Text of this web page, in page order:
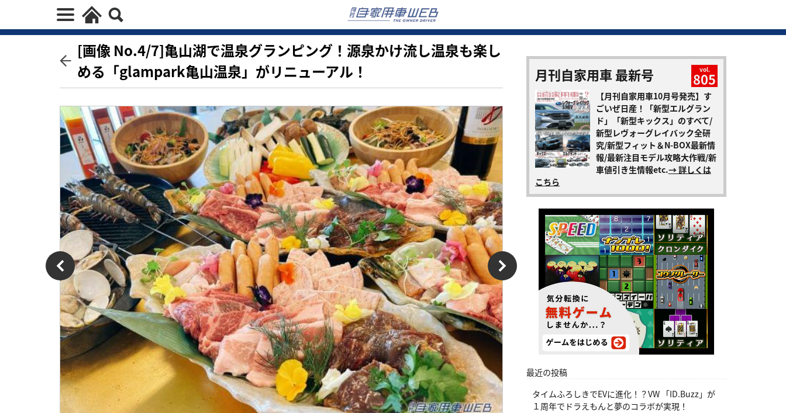
[画像 No.4/7]亀山湖で温泉グランピング！源泉かけ流し温泉も楽し
める「glampark亀山温泉」がリニューアル！
月刊自家用車 最新号 vol.
805
【月刊自家用車10月号発売】す
ごいぜ日産！「新型エルグラン
ド」「新型キックス」のすべて/
新型レヴォーグレイバック全研
究/新型フィット＆N-BOX最新情
報/最新注目モデル攻略大作戦/新
車値引き生情報etc.→ 詳しくは
こちら
最近の投稿
タイムふろしきでEVに進化！？VW 「ID.Buzz」が
１周年でドラえもんと夢のコラボが実現！